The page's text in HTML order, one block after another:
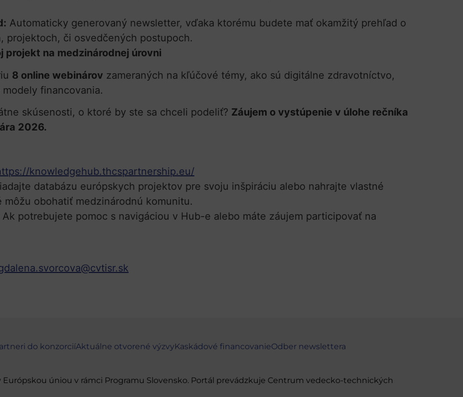
Automaticky generovaný newsletter, vďaka ktorému budete mať okamžitý prehľad o
projektoch, či osvedčených postupoch.
na medzinárodnej úrovni
8 online webinárov zameraných na kľúčové témy, ako sú digitálne zdravotníctvo,
financovania.
skúsenosti, o ktoré by ste sa chceli podeliť? Záujem o vystúpenie v úlohe rečníka
2026.
knowledgehub.thcspartnership.eu/
databázu európskych projektov pre svoju inšpiráciu alebo nahrajte vlastné
obohatiť medzinárodnú komunitu.
Ak potrebujete pomoc s navigáciou v Hub-e alebo máte záujem participovať na
do konzorciíAktuálne otvorené výzvyKaskádové financovanieOdber newslettera
Európskou úniou v rámci Programu Slovensko. Portál prevádzkuje Centrum vedecko-technických